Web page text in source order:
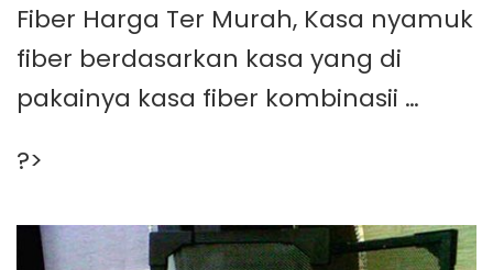
Fiber Harga Ter Murah, Kasa nyamuk
fiber berdasarkan kasa yang di
pakainya kasa fiber kombinasii …
?>